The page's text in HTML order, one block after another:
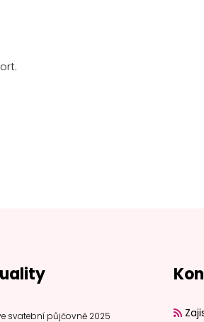
svatební půjčovně 2025